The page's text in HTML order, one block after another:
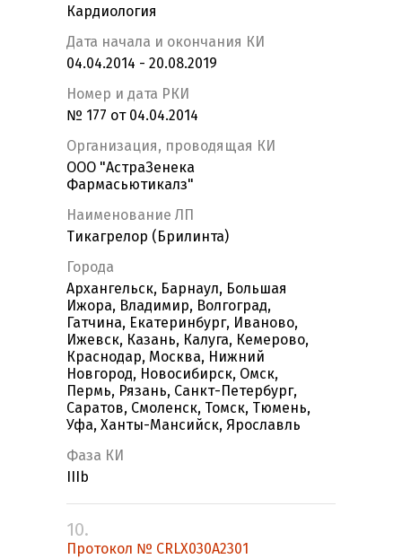
Кардиология
Дата начала и окончания КИ
04.04.2014 - 20.08.2019
Номер и дата РКИ
№ 177 от 04.04.2014
Организация, проводящая КИ
ООО "АстраЗенека
Фармасьютикалз"
Наименование ЛП
Тикагрелор (Брилинта)
Города
Архангельск, Барнаул, Большая
Ижора, Владимир, Волгоград,
Гатчина, Екатеринбург, Иваново,
Ижевск, Казань, Калуга, Кемерово,
Краснодар, Москва, Нижний
Новгород, Новосибирск, Омск,
Пермь, Рязань, Санкт-Петербург,
Саратов, Смоленск, Томск, Тюмень,
Уфа, Ханты-Мансийск, Ярославль
Фаза КИ
IIIb
10.
Протокол № CRLX030A2301